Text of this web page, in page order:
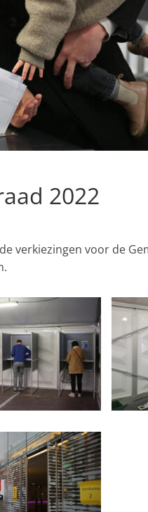
2022
verkiezingen voor de